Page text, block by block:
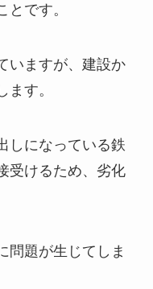
とです。
いますが、建設か
す。
しになっている鉄
受けるため、劣化
問題が生じてしま